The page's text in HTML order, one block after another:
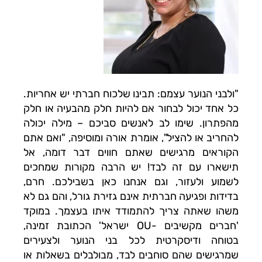
"ולבני הנוער עצמם: תבינו שלכוח חברתי יש אחריות.
כל אחד יכול לבחור אם להיות חלק מהבעיה או חלק
מהפתרון. שימו לב לאנשים סביכם – מילה יכולה
להחריב או להציל", אומרת אורה ומוסיפה, "ואם אתם
הקוראים מרגישים שאתם חווים דבר דומה, אל
תישארו עם זה לבד! יש הרבה מקורות שמחכים
לשמוע ולעזור, וגם אנחנו כאן בשבילכם. חרם,
בדידות ופגיעה חברתית אינם גזירת גורל, והם גם לא
משהו שאתה צריך להתמודד איתו בעצמך. במוקד
'חברים מקשיבים -OU ישראל' הכתובת זמינה,
בטוחה ודיסקרטית לכל בני הנוער ולצעירים
שמרגישים שהם סוחבים לבד, מבולבלים בשאלות או